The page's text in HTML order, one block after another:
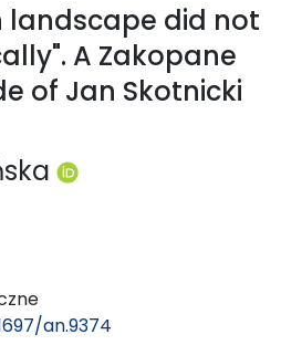
landscape did not
A Zakopane
of Jan Skotnicki
an.9374